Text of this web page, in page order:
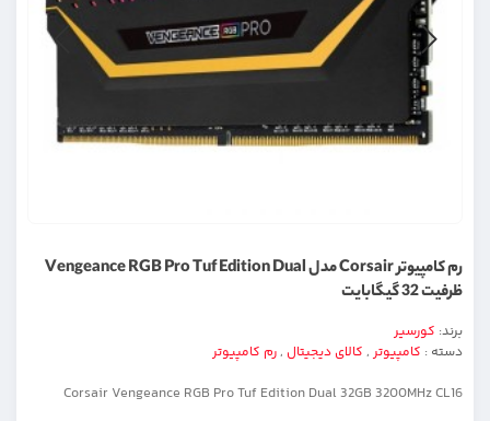
رم کامپیوتر Corsair مدل Vengeance RGB Pro Tuf Edition Dual
ظرفیت 32 گیگابایت
برند: کورسیر
دسته : کامپیوتر , کالای دیجیتال ,رم کامپیوتر
Corsair Vengeance RGB Pro Tuf Edition Dual 32GB 3200MHz CL16